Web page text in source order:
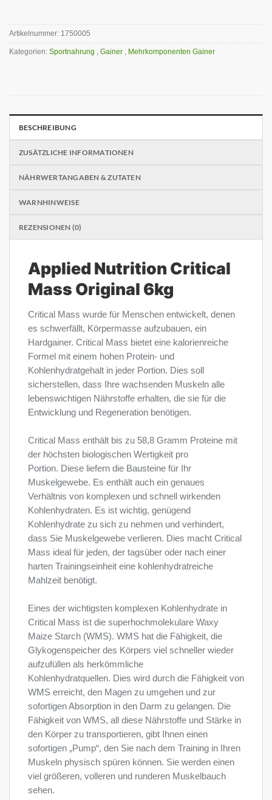
Artikelnummer: 1750005
Kategorien: Sportnahrung , Gainer , Mehrkomponenten Gainer
BESCHREIBUNG
ZUSÄTZLICHE INFORMATIONEN
NÄHRWERTANGABEN & ZUTATEN
WARNHINWEISE
REZENSIONEN (0)
Applied Nutrition Critical
Mass Original 6kg
Critical Mass wurde für Menschen entwickelt, denen
es schwerfällt, Körpermasse aufzubauen, ein
Hardgainer. Critical Mass bietet eine kalorienreiche
Formel mit einem hohen Protein- und
Kohlenhydratgehalt in jeder Portion. Dies soll
sicherstellen, dass Ihre wachsenden Muskeln alle
lebenswichtigen Nährstoffe erhalten, die sie für die
Entwicklung und Regeneration benötigen.
Critical Mass enthält bis zu 58,8 Gramm Proteine ​​mit
der höchsten biologischen Wertigkeit pro
Portion. Diese liefern die Bausteine ​​für Ihr
Muskelgewebe. Es enthält auch ein genaues
Verhältnis von komplexen und schnell wirkenden
Kohlenhydraten. Es ist wichtig, genügend
Kohlenhydrate zu sich zu nehmen und verhindert,
dass Sie Muskelgewebe verlieren. Dies macht Critical
Mass ideal für jeden, der tagsüber oder nach einer
harten Trainingseinheit eine kohlenhydratreiche
Mahlzeit benötigt.
Eines der wichtigsten komplexen Kohlenhydrate in
Critical Mass ist die superhochmolekulare Waxy
Maize Starch (WMS). WMS hat die Fähigkeit, die
Glykogenspeicher des Körpers viel schneller wieder
aufzufüllen als herkömmliche
Kohlenhydratquellen. Dies wird durch die Fähigkeit von
WMS erreicht, den Magen zu umgehen und zur
sofortigen Absorption in den Darm zu gelangen. Die
Fähigkeit von WMS, all diese Nährstoffe und Stärke in
den Körper zu transportieren, gibt Ihnen einen
sofortigen „Pump“, den Sie nach dem Training in Ihren
Muskeln physisch spüren können. Sie werden einen
viel größeren, volleren und runderen Muskelbauch
sehen.